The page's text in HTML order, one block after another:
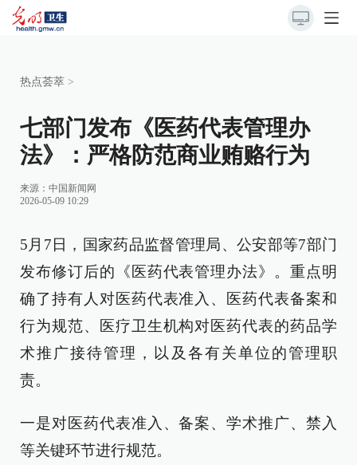
热点荟萃 >
七部门发布《医药代表管理办
法》：严格防范商业贿赂行为
来源： 中国新闻网
2026-05-09 10:29
5月7日，国家药品监督管理局、公安部等7部门
发布修订后的《医药代表管理办法》。重点明
确了持有人对医药代表准入、医药代表备案和
行为规范、医疗卫生机构对医药代表的药品学
术推广接待管理，以及各有关单位的管理职
责。
一是对医药代表准入、备案、学术推广、禁入
等关键环节进行规范。